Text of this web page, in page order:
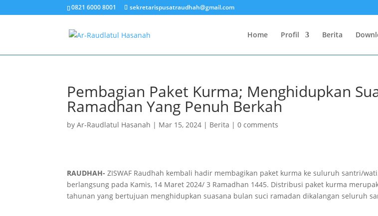
0821 6000 8001 sekretarispusatraudhah@gmail.com
Home Profil Berita
Pembagian Paket Kurma; Menghidupkan
Ramadhan Yang Penuh Berkah
byAr-Raudlatul Hasanah | Mar 15, 2024 | Berita |0 comments
RAUDHAH-ZISWAF Raudhah kembali hadir membagikan paket kurma ke suluruh santri/
berlangsung pada Kamis, 14 Maret 2024/ 3 Ramadhan 1445. Distribusi paket kurma
tahunan yang bertujuan menghidupkan suasana bulan suci ramadan dikalangan seluruh